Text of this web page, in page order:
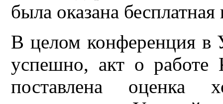
была оказана
В целом конференция
успешно, акт о
поставлена оценка